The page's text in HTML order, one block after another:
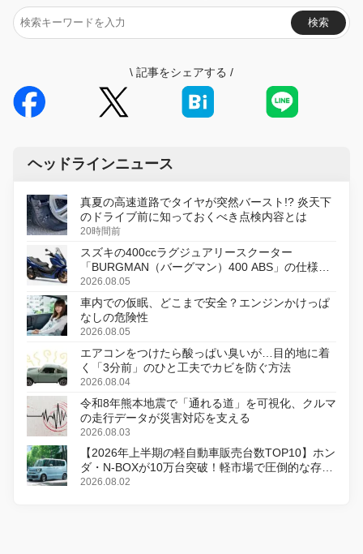
検索
\ 記事をシェアする /
ヘッドラインニュース
真夏の高速道路でタイヤが突然バースト!? 炎天下
のドライブ前に知っておくべき点検内容とは
20時間前
スズキの400ccラグジュアリースクーター
「BURGMAN（バーグマン）400 ABS」の仕様を
変更し、8月18日に発売
2026.08.05
車内での仮眠、どこまで安全？エンジンかけっぱ
なしの危険性
2026.08.05
エアコンをつけたら酸っぱい臭いが…目的地に着
く「3分前」のひと工夫でカビを防ぐ方法
2026.08.04
令和8年熊本地震で「通れる道」を可視化、クルマ
の走行データが災害対応を支える
2026.08.03
【2026年上半期の軽自動車販売台数TOP10】ホン
ダ・N-BOXが10万台突破！軽市場で圧倒的な存在
感
2026.08.02